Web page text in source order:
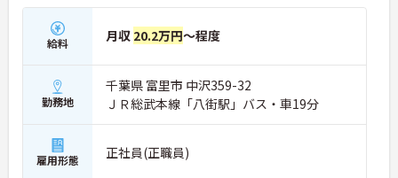
給料 月収 20.2万円～程度
勤務地
千葉県 富里市 中沢359-32
ＪＲ総武本線「八街駅」バス・車19分
雇用形態 正社員(正職員)